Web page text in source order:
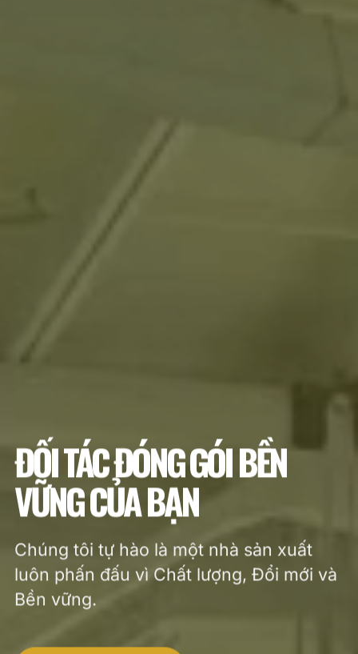
ĐỐI TÁC ĐÓNG GÓI BỀN
VỮNG CỦA BẠN
Chúng tôi tự hào là một nhà sản xuất
luôn phấn đấu vì Chất lượng, Đổi mới và
Bền vững.